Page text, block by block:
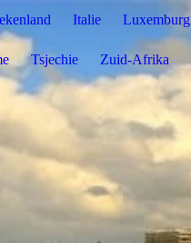
Italie Luxemburg
Tsjechie Zuid-Afrika